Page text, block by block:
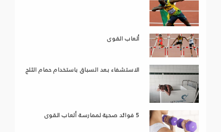
ألعاب القوى
الاستشفاء بعد السباق باستخدام حمام الثلج
5 فوائد صحية لممارسة ألعاب القوى